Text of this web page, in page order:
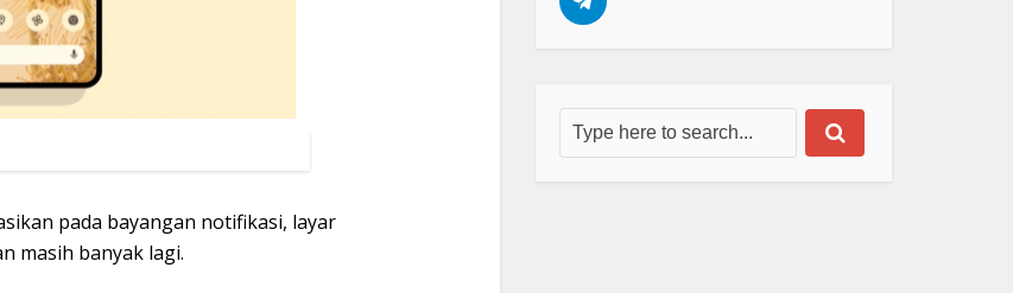
pada bayangan notifikasi, layar
masih banyak lagi.